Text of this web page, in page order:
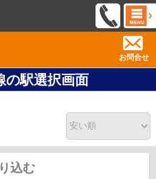
お問合せ
の駅選択画面
込む